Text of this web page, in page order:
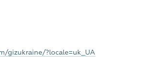
gizukraine/?locale=uk_UA